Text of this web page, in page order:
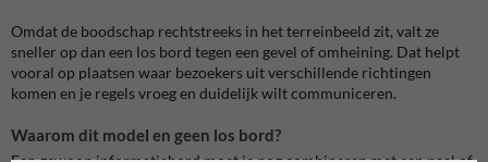
Omdat de boodschap rechtstreeks in het terreinbeeld zit, valt ze
sneller op dan een los bord tegen een gevel of omheining. Dat helpt
vooral op plaatsen waar bezoekers uit verschillende richtingen
komen en je regels vroeg en duidelijk wilt communiceren.
Waarom dit model en geen los bord?